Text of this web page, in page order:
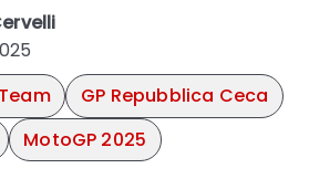
GP Repubblica Ceca
MotoGP 2025